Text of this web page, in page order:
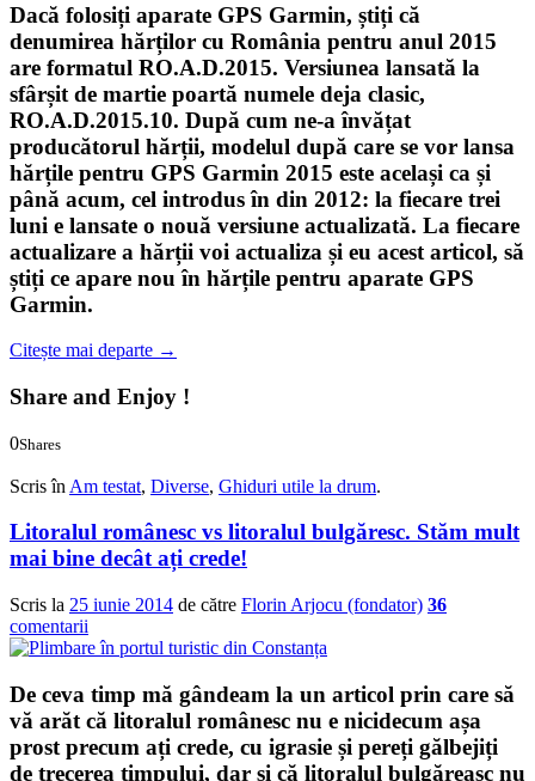
Dacă folosiți aparate GPS Garmin, știți că
denumirea hărților cu România pentru anul 2015
are formatul RO.A.D.2015. Versiunea lansată la
sfârșit de martie poartă numele deja clasic,
RO.A.D.2015.10. După cum ne-a învățat
producătorul hărții, modelul după care se vor lansa
hărțile pentru GPS Garmin 2015 este același ca și
până acum, cel introdus în din 2012: la fiecare trei
luni e lansate o nouă versiune actualizată. La fiecare
actualizare a hărții voi actualiza și eu acest articol, să
știți ce apare nou în hărțile pentru aparate GPS
Garmin.
Citește mai departe →
Share and Enjoy !
0Shares
Scris în Am testat, Diverse, Ghiduri utile la drum.
Litoralul românesc vs litoralul bulgăresc. Stăm mult
mai bine decât ați crede!
Scris la 25 iunie 2014 de către Florin Arjocu (fondator) 36
comentarii
De ceva timp mă gândeam la un articol prin care să
vă arăt că litoralul românesc nu e nicidecum așa
prost precum ați crede, cu igrasie și pereți gălbejiți
de trecerea timpului, dar și că litoralul bulgăreasc nu